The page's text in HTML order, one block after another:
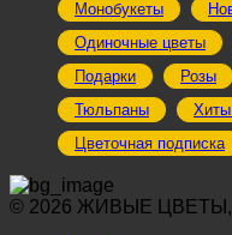
Монобукеты
Одиночные цветы
Подарки
Розы
Тюльпаны
Цветочная подписка
© 2026 ЖИВЫЕ ЦВЕТЫ,